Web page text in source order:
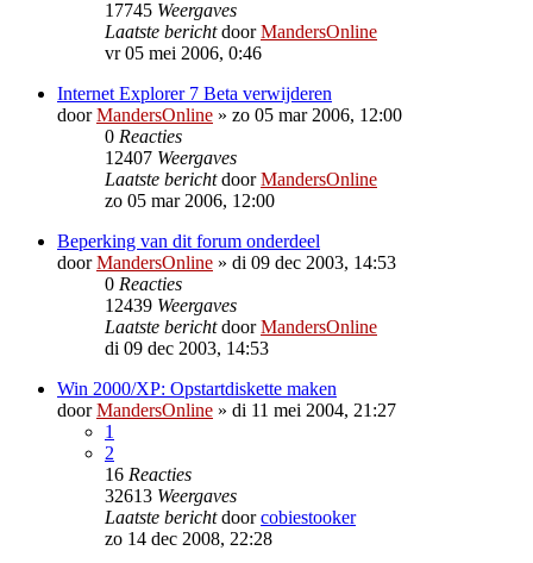
17745 Weergaves
Laatste berichtdoorMandersOnline
vr 05 mei 2006, 0:46
Internet Explorer 7 Beta verwijderen
doorMandersOnline » zo 05 mar 2006, 12:00
0 Reacties
12407 Weergaves
Laatste berichtdoorMandersOnline
zo 05 mar 2006, 12:00
Beperking van dit forum onderdeel
doorMandersOnline » di 09 dec 2003, 14:53
0 Reacties
12439 Weergaves
Laatste berichtdoorMandersOnline
di 09 dec 2003, 14:53
Win 2000/XP: Opstartdiskette maken
doorMandersOnline » di 11 mei 2004, 21:27
1
2
16 Reacties
32613 Weergaves
Laatste berichtdoorcobiestooker
zo 14 dec 2008, 22:28